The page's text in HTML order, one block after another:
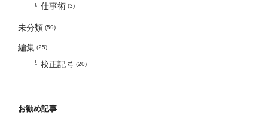
仕事術 (3)
未分類 (59)
編集 (25)
校正記号 (20)
お勧め記事